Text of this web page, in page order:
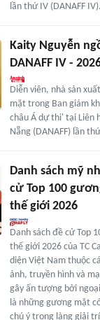
lần thứ IV (DANAFF IV).
Kaity Nguyễn
DANAFF IV -
Diễn viên, nhà sản
mặt trong Ban giám
châu Á dự thi' tại Liên
Nẵng (DANAFF) lần
Danh sách mỹ
cử Top 100
thế giới 2026
Danh sách đề cử Top
thế giới 2026 của TC
diện Việt Nam thuộc
ảnh, truyền hình và
gây ấn tượng bởi
là những gương mặt
chú ý trong làng giải